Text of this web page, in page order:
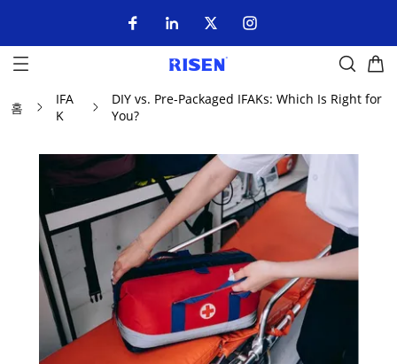
홈
IFA
K
DIY vs. Pre-Packaged IFAKs: Which Is Right for
You?